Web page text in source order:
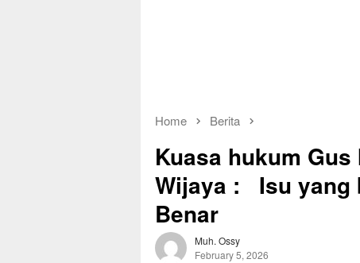
Home Berita
Kuasa hukum
Wijaya : Isu yang
Benar
Muh. Ossy
February 5, 2026